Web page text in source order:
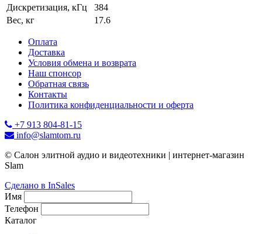
Дискретизация, кГц
384
Вес, кг
17.6
Оплата
Доставка
Условия обмена и возврата
Наш спонсор
Обратная связь
Контакты
Политика конфиденциальности и оферта
+7 913 804-81-15
info@slamtom.ru
© Салон элитной аудио и видеотехники | интернет-магазин
Slam
Сделано в InSales
Имя
Телефон
Каталог